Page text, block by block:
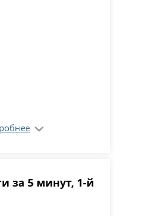
за 5 минут, 1-й